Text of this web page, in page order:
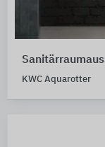
KWC Aquarotter